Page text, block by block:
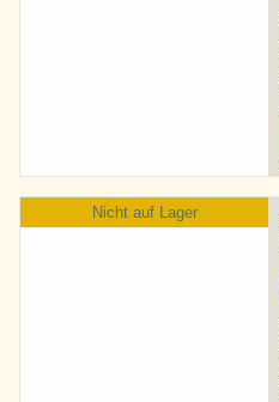
Nicht auf Lager